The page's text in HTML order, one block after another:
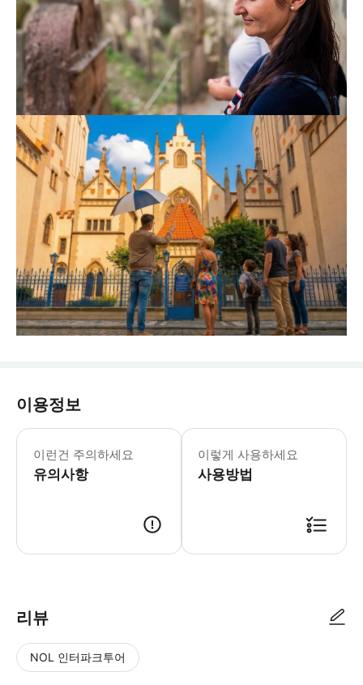
이용정보
이런건 주의하세요
유의사항
프라하 유대인 지구의 대부분의 유적
* 프라하 유대인 지구 입장권 구매를
이렇게 사용하세요
사용방법
리뷰
NOL 인터파크투어